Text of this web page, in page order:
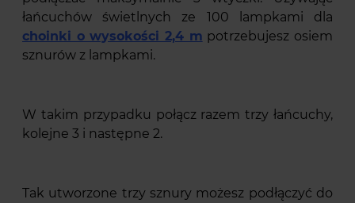
łańcuchów świetlnych ze 100 lampkami dla
choinki o wysokości 2,4 m potrzebujesz osiem
sznurów z lampkami.
W takim przypadku połącz razem trzy łańcuchy,
kolejne 3 i następne 2.
Tak utworzone trzy sznury możesz podłączyć do